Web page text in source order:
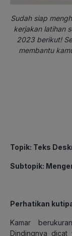
Sudah siap
kerjakan latihan
2023 berikut!
membantu
Topik: Teks
Subtopik:
Perhatikan
Kamar
Dindingnya dicat